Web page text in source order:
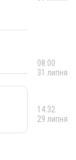
08:00
31 липня
14:32
29 липня